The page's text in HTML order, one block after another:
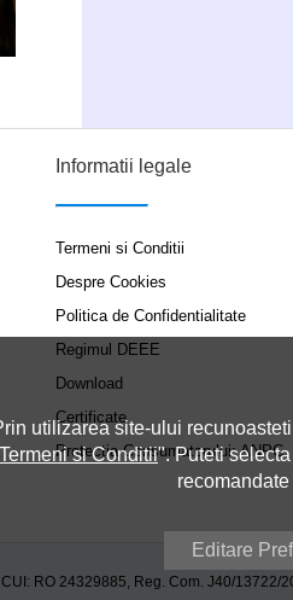
Informatii legale
Termeni si Conditii
Despre Cookies
Politica de Confidentialitate
Regimul DEEE
Download
Certificate
Protecția Consumatorului: ANPC
RO 24329885, Reg. Com. J40/13722/
utilizarea site-ului
Termeni si Conditii". Puteti
Editare